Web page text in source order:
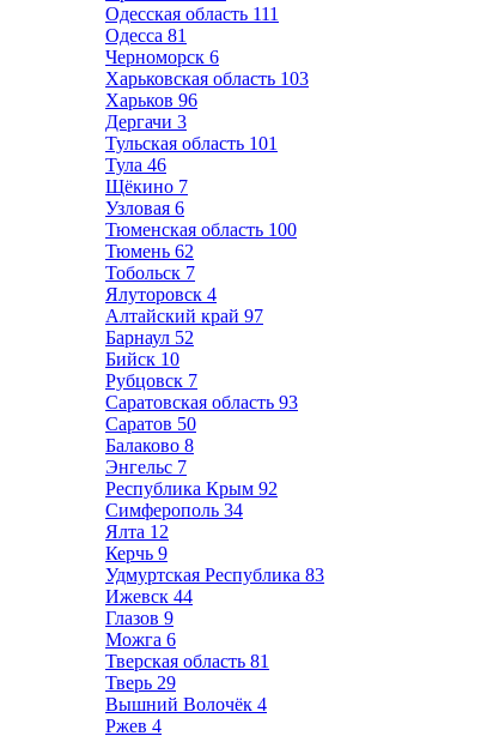
Одесская область 111
Одесса 81
Черноморск 6
Харьковская область 103
Харьков 96
Дергачи 3
Тульская область 101
Тула 46
Щёкино 7
Узловая 6
Тюменская область 100
Тюмень 62
Тобольск 7
Ялуторовск 4
Алтайский край 97
Барнаул 52
Бийск 10
Рубцовск 7
Саратовская область 93
Саратов 50
Балаково 8
Энгельс 7
Республика Крым 92
Симферополь 34
Ялта 12
Керчь 9
Удмуртская Республика 83
Ижевск 44
Глазов 9
Можга 6
Тверская область 81
Тверь 29
Вышний Волочёк 4
Ржев 4